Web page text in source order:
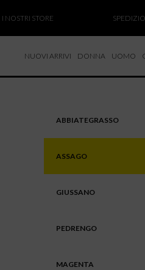
STORE
NUOVI ARRIVI DONNA UOMO
ARRIVI
ABBIATEGRASSO
ASSAGO
GIUSSANO
PEDRENGO
MAGENTA